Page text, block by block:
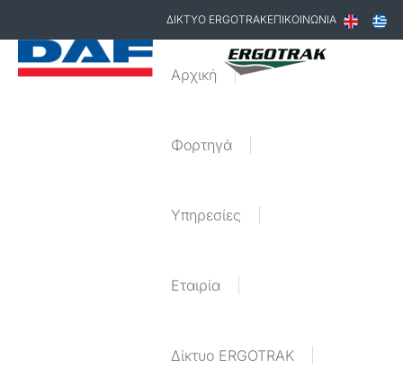
ΔΙΚΤΥΟ ERGOTRAKΕΠΙΚΟΙΝΩΝΙΑ
Αρχική
Φορτηγά
Υπηρεσίες
Εταιρία
Δίκτυο ERGOTRAK